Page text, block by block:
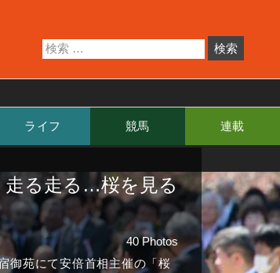
ライフ 競馬 連載
走る走る…桜を見る
40 Photos
御苑にて安倍首相主催の「桜